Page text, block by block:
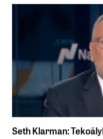
Seth Klarman: